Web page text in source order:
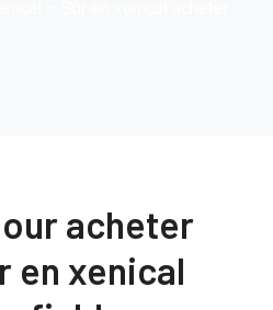
acheter
en xenical